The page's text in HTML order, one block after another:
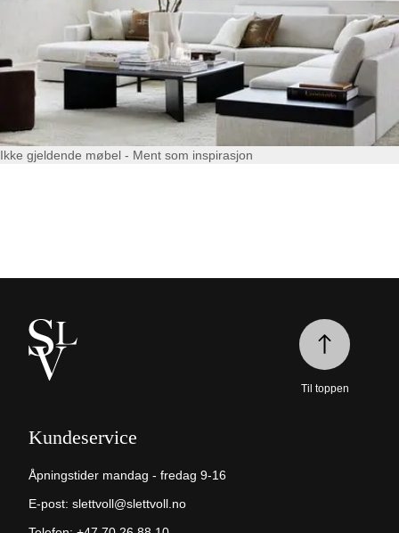
Ikke gjeldende møbel - Ment som inspirasjon
Kundeservice
Åpningstider mandag - fredag 9-16
E-post: slettvoll@slettvoll.no
Til toppen